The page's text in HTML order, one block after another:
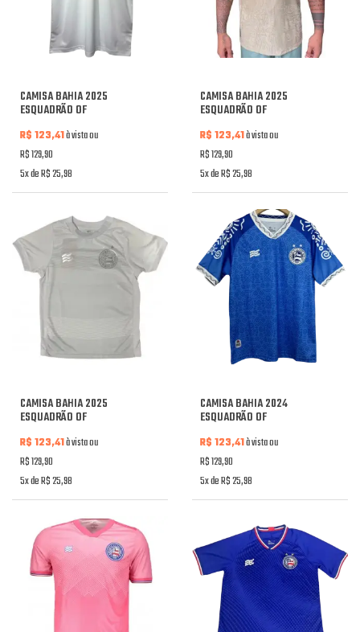
CAMISA BAHIA 2025
ESQUADRÃO OF
R$ 123,41à vista ou
R$ 129,90
5x de R$ 25,98
CAMISA BAHIA 2025
ESQUADRÃO OF
R$ 123,41à vista ou
R$ 129,90
5x de R$ 25,98
CAMISA BAHIA 2025
ESQUADRÃO OF
R$ 123,41à vista ou
R$ 129,90
5x de R$ 25,98
CAMISA BAHIA 2024
ESQUADRÃO OF
R$ 123,41à vista ou
R$ 129,90
5x de R$ 25,98